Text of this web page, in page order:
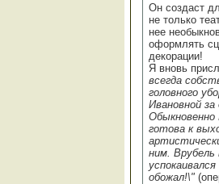
Он создаст
не только
нее
оформлять
декорации!
Я вновь
всегда
головного
Ивановной
Обыкновенно
готова к
ним. Врубель
обожал!\"